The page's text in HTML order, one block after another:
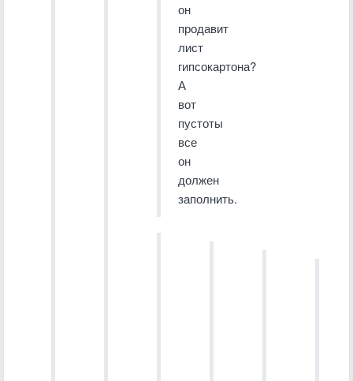
он
продавит
лист
гипсокартона?
А
вот
пустоты
все
он
должен
заполнить.